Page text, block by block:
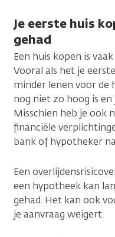
Je eerste huis
gehad
Een huis kopen is
Vooral als het je
minder lenen voor de
nog niet zo hoog is
Misschien heb je ook
financiële
bank of hypotheker
Een
een hypotheek kan
gehad. Het kan ook
je aanvraag weigert.